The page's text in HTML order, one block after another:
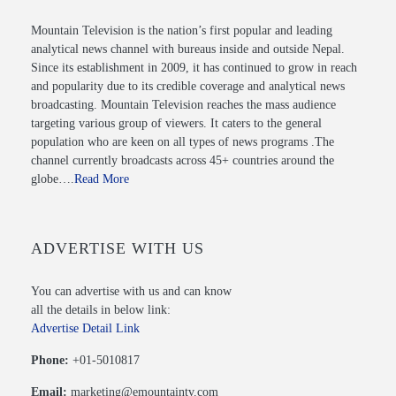
Mountain Television is the nation’s first popular and leading
analytical news channel with bureaus inside and outside Nepal.
Since its establishment in 2009, it has continued to grow in reach
and popularity due to its credible coverage and analytical news
broadcasting. Mountain Television reaches the mass audience
targeting various group of viewers. It caters to the general
population who are keen on all types of news programs .The
channel currently broadcasts across 45+ countries around the
globe…. Read More
ADVERTISE WITH US
You can advertise with us and can know
all the details in below link:
Advertise Detail Link
Phone: +01-5010817
Email: marketing@emountaintv.com